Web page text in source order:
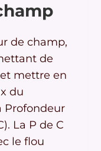
de champ,
de
mettre en
du
Profondeur
La P de C
le flou